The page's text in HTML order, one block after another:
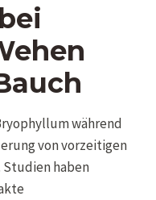
während
von vorzeitigen
Studien haben